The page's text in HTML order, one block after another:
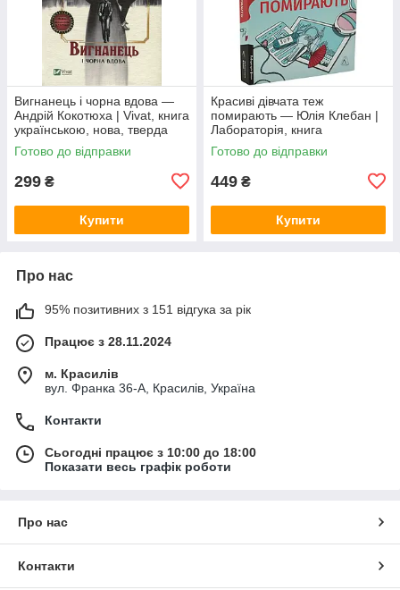
Вигнанець і чорна вдова —
Андрій Кокотюха | Vivat, книга
українською, нова, тверда
Готово до відправки
299 ₴
Купити
Красиві дівчата теж
помирають — Юлія Клебан |
Лабораторія, книга
українською, нова, м'яка
Готово до відправки
449 ₴
Купити
Про нас
95% позитивних з 151 відгука за рік
Працює з 28.11.2024
м. Красилів
вул. Франка 36-А, Красилів, Україна
Контакти
Сьогодні працює з 10:00 до 18:00
Показати весь графік роботи
Про нас
Контакти